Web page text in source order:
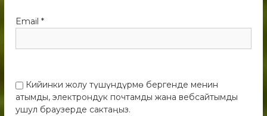
Email*
Кийинки жолу түшүндүрмө бергенде менин
атымды, электрондук почтамды жана вебсайтымды
ушул браузерде сактаңыз.